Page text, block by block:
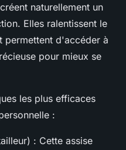
naturellement un
Elles ralentissent le
permettent d'accéder à
pour mieux se
les plus efficaces
:
: Cette assise